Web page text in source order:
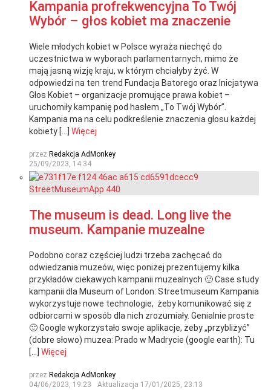
Kampania profrekwencyjna To Twój
Wybór – głos kobiet ma znaczenie
Wiele młodych kobiet w Polsce wyraża niechęć do
uczestnictwa w wyborach parlamentarnych, mimo że
mają jasną wizję kraju, w którym chciałyby żyć. W
odpowiedzi na ten trend Fundacja Batorego oraz Inicjatywa
Głos Kobiet – organizacje promujące prawa kobiet –
uruchomiły kampanię pod hasłem „To Twój Wybór”.
Kampania ma na celu podkreślenie znaczenia głosu każdej
kobiety […] Więcej
przez Redakcja AdMonkey
25/09/2023, 14:34
The museum is dead. Long live the
museum. Kampanie muzealne
Podobno coraz częściej ludzi trzeba zachęcać do
odwiedzania muzeów, więc poniżej prezentujemy kilka
przykładów ciekawych kampanii muzealnych 🙂 Case study
kampanii dla Museum of London: Streetmuseum Kampania
wykorzystuje nowe technologie, żeby komunikować się z
odbiorcami w sposób dla nich zrozumiały. Genialnie proste
🙂 Google wykorzystało swoje aplikacje, żeby „przybliżyć”
(dobre słowo) muzea: Prado w Madrycie (google earth): Tu
[…] Więcej
przez Redakcja AdMonkey
04/06/2023, 19:23
Aktualizacja 17/01/2025, 23:13